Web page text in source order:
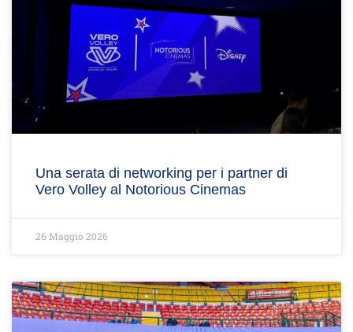
Una serata di networking per i partner di
Vero Volley al Notorious Cinemas
26 Maggio 2026